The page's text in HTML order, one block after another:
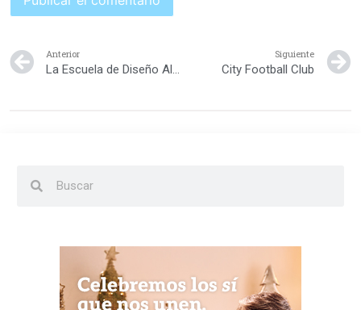
Anterior
La Escuela de Diseño Altos de Chavón
Siguiente
City Football Club